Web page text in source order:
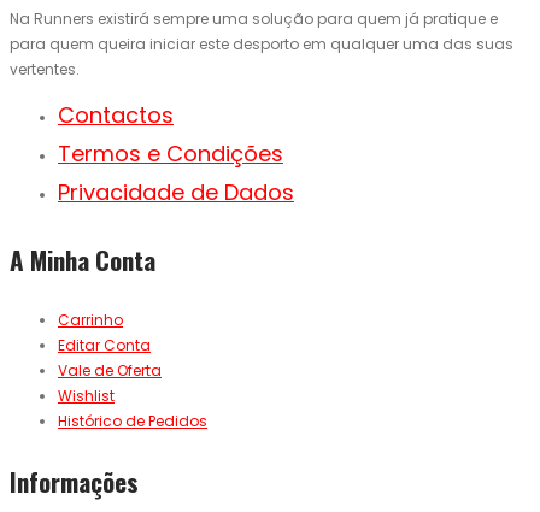
Na Runners existirá sempre uma solução para quem já pratique e
para quem queira iniciar este desporto em qualquer uma das suas
vertentes.
Contactos
Termos e Condições
Privacidade de Dados
A Minha Conta
Carrinho
Editar Conta
Vale de Oferta
Wishlist
Histórico de Pedidos
Informações